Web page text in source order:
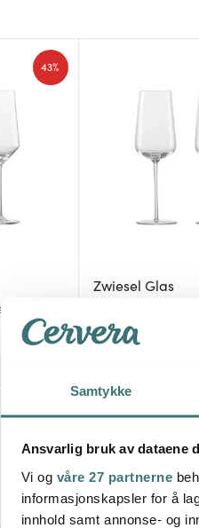
Samtykke
Ansvarlig bruk av dataene
Vi og våre 27 partnerne
informasjonskapsler for å
innhold samt annonse- og
cl 2
43%
Zwiesel Glas
stk
659 kr